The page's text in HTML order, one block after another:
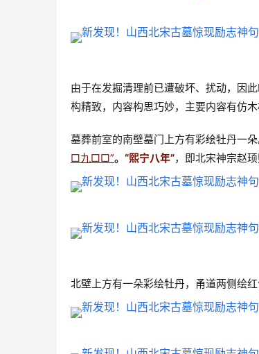
由于在发掘清理前已遭破坏、扰动，因
构精致，内容构思巧妙，主要内容有仿
墓葬前室的南壁墓门上方有彩绘牡丹一朵
□九□□”。 “熙宁八年”，即北宋神宗赵
北壁上方有一朵彩绘牡丹，甬道两侧绘